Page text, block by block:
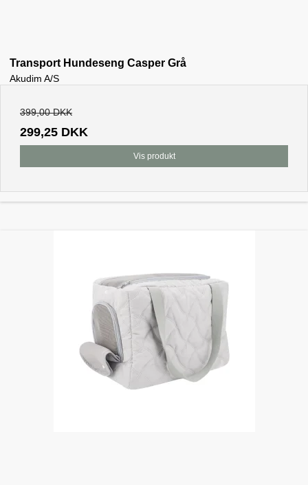
Transport Hundeseng Casper Grå
Akudim A/S
399,00 DKK
299,25 DKK
Vis produkt